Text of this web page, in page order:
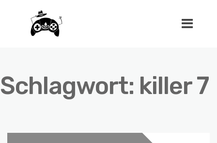
Schlagwort: killer 7